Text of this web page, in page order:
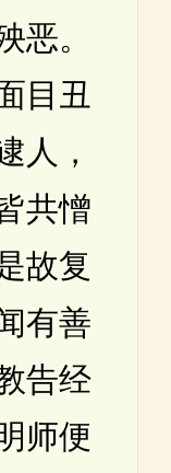
恶。
目丑
人，
共憎
故复
有善
告经
师便